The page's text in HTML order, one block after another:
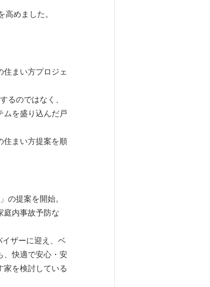
めました。
まい方プロジェ
るのではなく、
ムを盛り込んだ戸
住まい方提案を順
の提案を開始。
庭内事故予防な
ザーに迎え、ベ
、快適で安心・安
家を検討している